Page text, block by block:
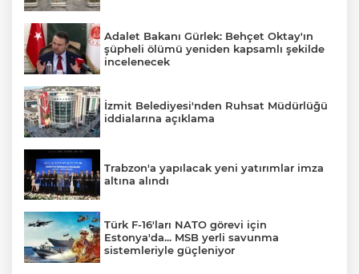
Adalet Bakanı Gürlek: Behçet Oktay'ın
şüpheli ölümü yeniden kapsamlı şekilde
incelenecek
İzmit Belediyesi'nden Ruhsat Müdürlüğü
iddialarına açıklama
Trabzon'a yapılacak yeni yatırımlar imza
altına alındı
Türk F-16'ları NATO görevi için
Estonya'da... MSB yerli savunma
sistemleriyle güçleniyor